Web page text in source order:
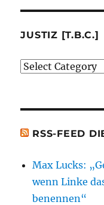
besprochenen
erwähnten
JUSTIZ [T.B.C.]
Justiz
RSS-FEED
Max Lucks:
wenn Linke
benennen“